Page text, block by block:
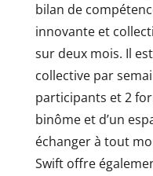
bilan de
innovante et
sur deux mois. Il
collective par
participants et 2
binôme et d’un
échanger à tout
Swift offre